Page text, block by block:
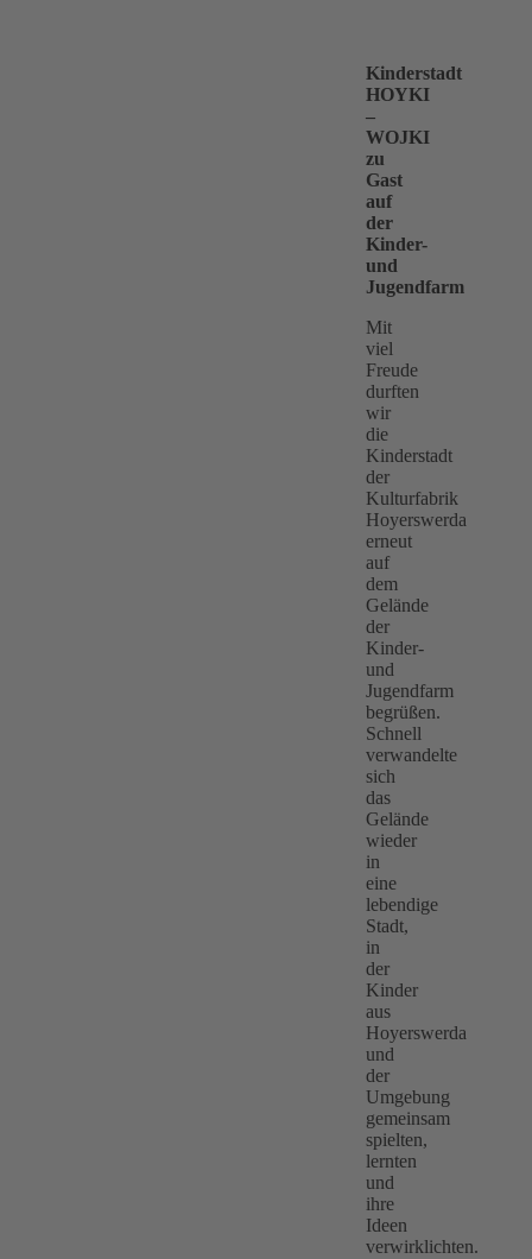
Kinderstadt
HOYKI
–
WOJKI
zu
Gast
auf
der
Kinder-
und
Jugendfarm
Mit
viel
Freude
durften
wir
die
Kinderstadt
der
Kulturfabrik
Hoyerswerda
erneut
auf
dem
Gelände
der
Kinder-
und
Jugendfarm
begrüßen.
Schnell
verwandelte
sich
das
Gelände
wieder
in
eine
lebendige
Stadt,
in
der
Kinder
aus
Hoyerswerda
und
der
Umgebung
gemeinsam
spielten,
lernten
und
ihre
Ideen
verwirklichten.